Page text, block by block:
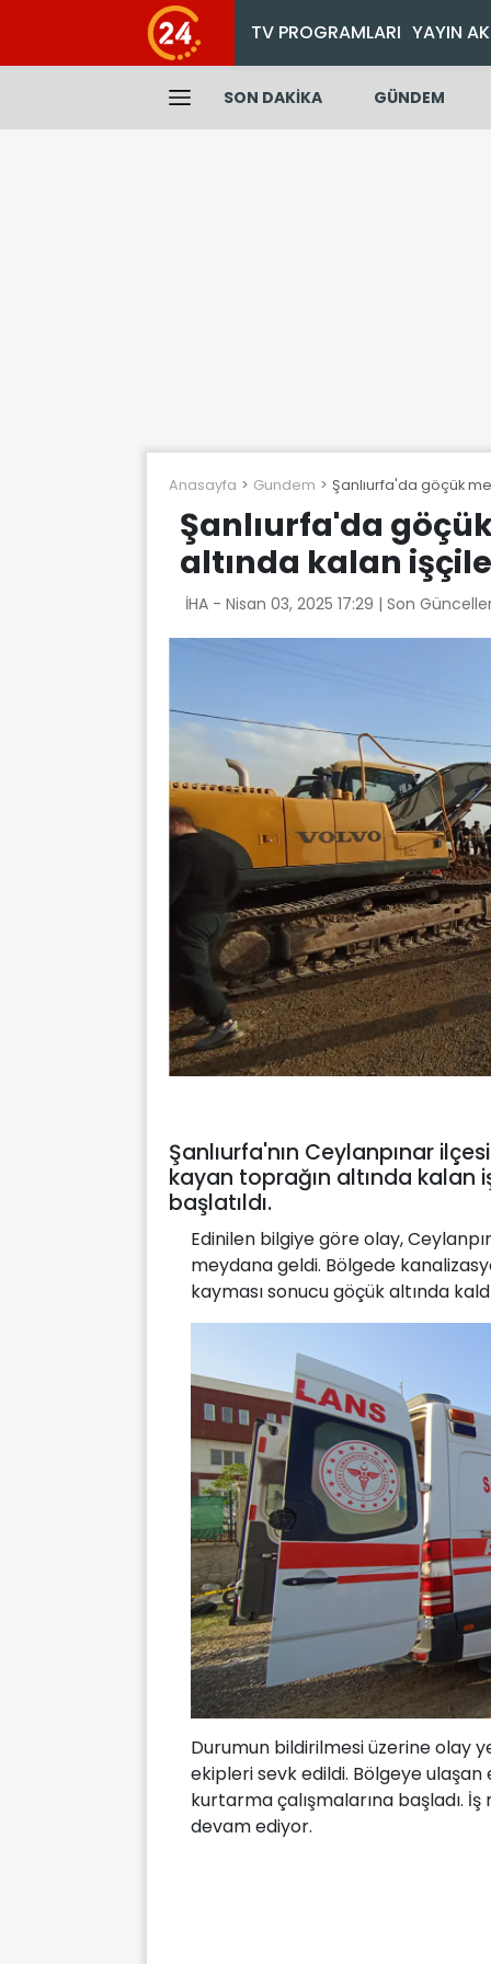
TV PROGRAMLARI YAYIN
SON DAKİKA GÜNDEM
Anasayfa Gundem Şanlıurfa'da göçük
Şanlıurfa'da
altında kalan
İHA - Nisan 03, 2025 17:29 | Son
Şanlıurfa'nın Ceylanpınar
kayan toprağın altında kalan
başlatıldı.
Edinilen bilgiye göre olay,
meydana geldi. Bölgede
kayması sonucu göçük altında
Durumun bildirilmesi üzerine olay
ekipleri sevk edildi. Bölgeye
kurtarma çalışmalarına başladı.
devam ediyor.